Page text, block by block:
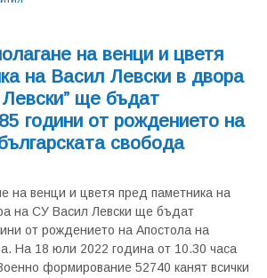
на венци и цветя
на Васил Левски в двора
ще бъдат
години от рождението на
свобода
на венци и цветя пред паметника на
на СУ Васил Левски ще бъдат
от рождението на Апостола на
На 18 юли 2022 година от 10.30 часа
формирование 52740 канят всички